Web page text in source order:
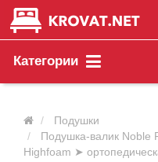
Категории
Подушки
Подушка-валик
Highfoam ➤